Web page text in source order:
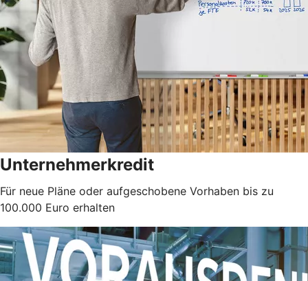
Unternehmerkredit
Für neue Pläne oder aufgeschobene Vorhaben bis zu
100.000 Euro erhalten